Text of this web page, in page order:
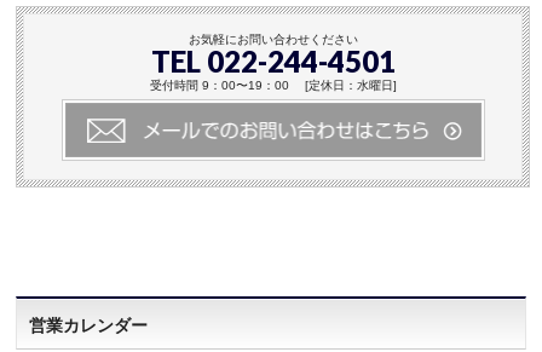
お気軽にお問い合わせください
TEL 022-244-4501
受付時間 9：00〜19：00 [定休日：水曜日]
営業カレンダー